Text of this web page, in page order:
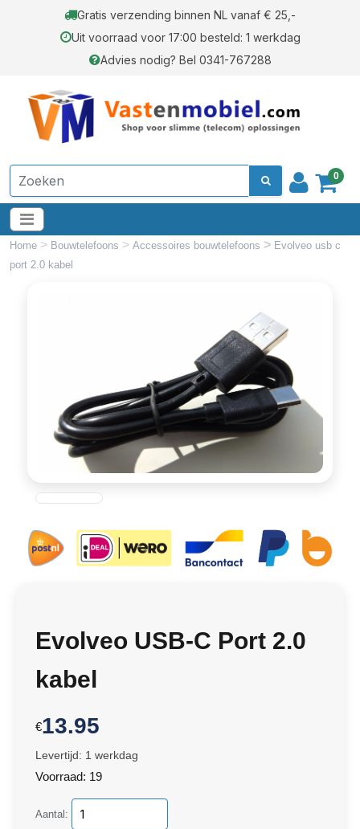
Gratis verzending binnen NL vanaf € 25,-
Uit voorraad voor 17:00 besteld: 1 werkdag
Advies nodig? Bel 0341-767288
0
Home > Bouwtelefoons > Accessoires bouwtelefoons > Evolveo usb c
port 2.0 kabel
Evolveo USB-C Port 2.0
kabel
€13.95
Levertijd: 1 werkdag
Voorraad: 19
Aantal: